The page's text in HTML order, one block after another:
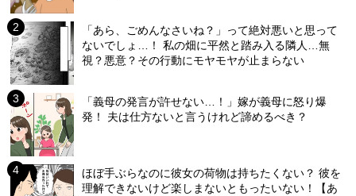
「あら、ごめんなさいね？」って絶対悪いと思って
ないでしょ…！ 私の畑に平然と踏み入る隣人…無
視？悪意？その行動にモヤモヤが止まらない
「義母の発言が許せない…！」嫁が義母に怒り爆
発！ 夫は仕方ないと言うけれど諦めるべき？
ほぼ手ぶらなのに彼女の荷物は持ちたくない？ 彼を
理解できないけど楽しまないともったいない！【あ